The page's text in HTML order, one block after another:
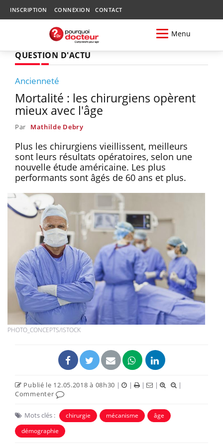
INSCRIPTION CONNEXION CONTACT
Menu
QUESTION D'ACTU
Ancienneté
Mortalité : les chirurgiens opèrent
mieux avec l'âge
Par Mathilde Debry
Plus les chirurgiens vieillissent, meilleurs
sont leurs résultats opératoires, selon une
nouvelle étude américaine. Les plus
performants sont âgés de 60 ans et plus.
PHOTO_CONCEPTS/ISTOCK
Publié le 12.05.2018 à 08h30 | | | |
|
Commenter
Mots clés : chirurgie mécanisme
âge
démographie